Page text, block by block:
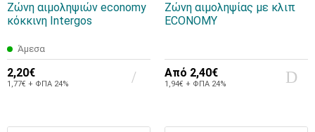
Ζώνη αιμοληψιών economy
κόκκινη Intergos
Άμεσα
2,20€
1,77€ + ΦΠΑ 24%
Ζώνη αιμοληψίας με κλιπ
ECONOMY
Από 2,40€
1,94€ + ΦΠΑ 24%